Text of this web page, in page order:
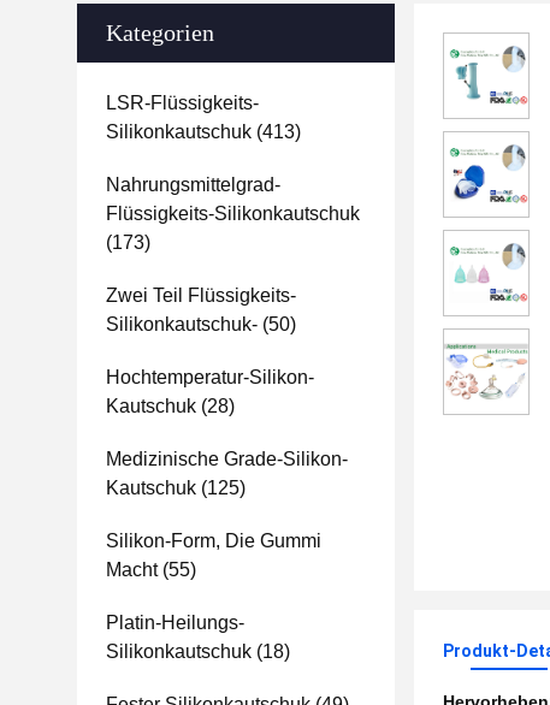
Kategorien
LSR-Flüssigkeits-
Silikonkautschuk (413)
Nahrungsmittelgrad-
Flüssigkeits-Silikonkautschuk
(173)
Zwei Teil Flüssigkeits-
Silikonkautschuk- (50)
Hochtemperatur-Silikon-
Kautschuk (28)
Medizinische Grade-Silikon-
Kautschuk (125)
Silikon-Form, Die Gummi
Macht(55)
Platin-Heilungs-
Silikonkautschuk (18) Produkt-